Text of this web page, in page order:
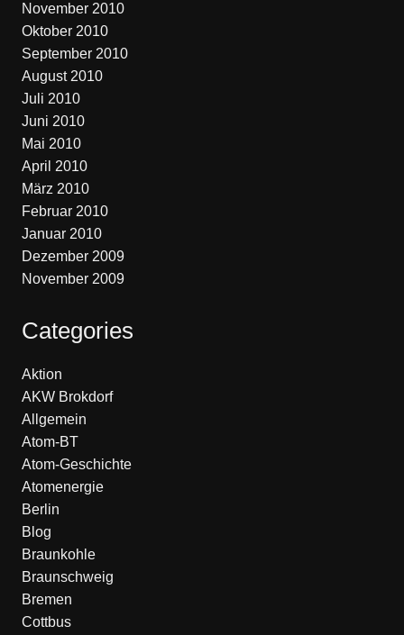
November 2010
Oktober 2010
September 2010
August 2010
Juli 2010
Juni 2010
Mai 2010
April 2010
März 2010
Februar 2010
Januar 2010
Dezember 2009
November 2009
Categories
Aktion
AKW Brokdorf
Allgemein
Atom-BT
Atom-Geschichte
Atomenergie
Berlin
Blog
Braunkohle
Braunschweig
Bremen
Cottbus